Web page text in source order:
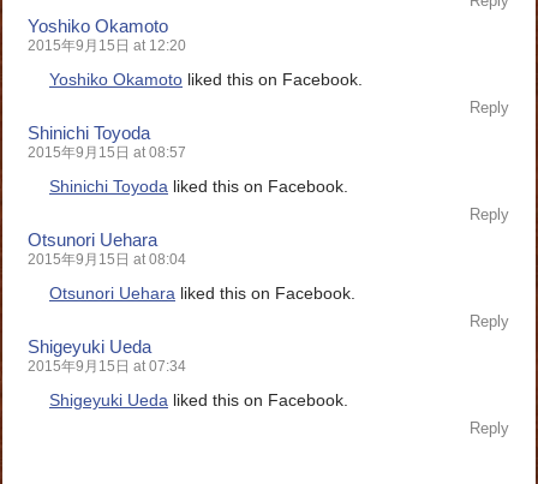
Yoshiko Okamoto
2015年9月15日 at 12:20
Yoshiko Okamoto liked this on Facebook.
Reply
Shinichi Toyoda
2015年9月15日 at 08:57
Shinichi Toyoda liked this on Facebook.
Reply
Otsunori Uehara
2015年9月15日 at 08:04
Otsunori Uehara liked this on Facebook.
Reply
Shigeyuki Ueda
2015年9月15日 at 07:34
Shigeyuki Ueda liked this on Facebook.
Reply